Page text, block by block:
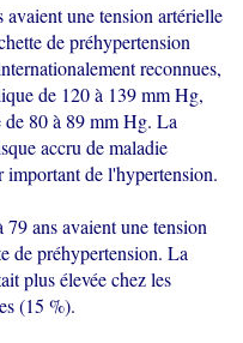
une tension artérielle
de préhypertension
reconnues,
de 120 à 139 mm Hg,
80 à 89 mm Hg. La
accru de maladie
important de l'hypertension.
ans avaient une tension
de préhypertension. La
plus élevée chez les
(15 %).